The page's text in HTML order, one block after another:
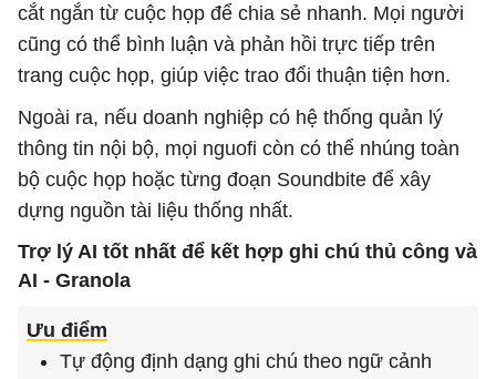
cắt ngắn từ cuộc họp để chia sẻ nhanh. Mọi người
cũng có thể bình luận và phản hồi trực tiếp trên
trang cuộc họp, giúp việc trao đổi thuận tiện hơn.
Ngoài ra, nếu doanh nghiệp có hệ thống quản lý
thông tin nội bộ, mọi nguofi còn có thể nhúng toàn
bộ cuộc họp hoặc từng đoạn Soundbite để xây
dựng nguồn tài liệu thống nhất.
Trợ lý AI tốt nhất để kết hợp ghi chú thủ công và
AI - Granola
Ưu điểm
Tự động định dạng ghi chú theo ngữ cảnh